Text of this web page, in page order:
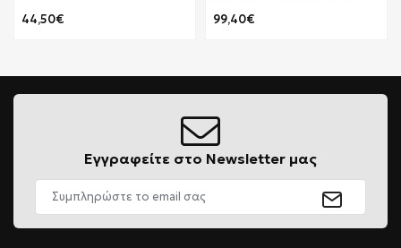
44,50€ 99,40€
Εγγραφείτε στο Newsletter μας